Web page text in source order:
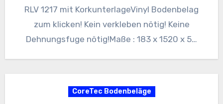
RLV 1217 mit KorkunterlageVinyl Bodenbelag
zum klicken! Kein verkleben nötig! Keine
Dehnungsfuge nötig!Maße : 183 x 1520 x 5…
CoreTec Bodenbeläge